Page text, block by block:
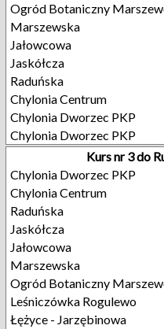
Ogród Botaniczny
Marszewska
Jałowcowa
Jaskółcza
Raduńska
Chylonia Centrum
Chylonia Dworzec PKP
Chylonia Dworzec PKP
Kurs nr 3 do
Chylonia Dworzec PKP
Chylonia Centrum
Raduńska
Jaskółcza
Jałowcowa
Marszewska
Ogród Botaniczny
Leśniczówka Rogulewo
Łężyce - Jarzębinowa